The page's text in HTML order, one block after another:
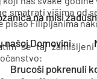
na misi
našoj Domovini
Brucoši pokrenuli
smatrati višima od
pisao Filipljanima
se taj